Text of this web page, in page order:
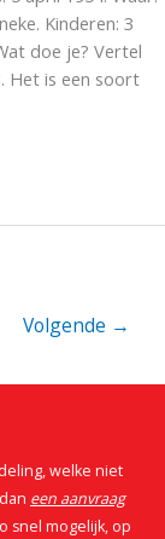
Kinderen: 3
doe je? Vertel
Het is een soort
Volgende →
welke niet
een aanvraag
snel mogelijk, op